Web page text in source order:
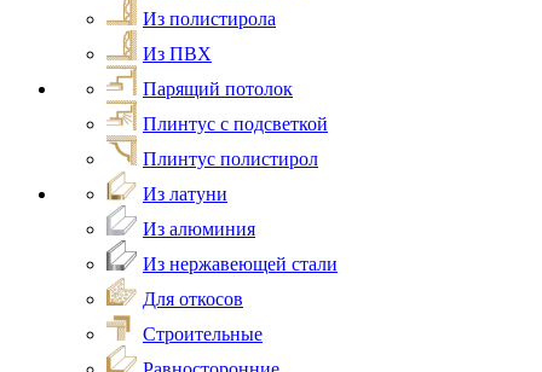
Из полистирола
Из ПВХ
Парящий потолок
Плинтус с подсветкой
Плинтус полистирол
Из латуни
Из алюминия
Из нержавеющей стали
Для откосов
Строительные